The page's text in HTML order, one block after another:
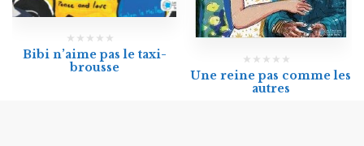
Bibi n’aime pas le taxi-
brousse
Une reine pas comme les
autres